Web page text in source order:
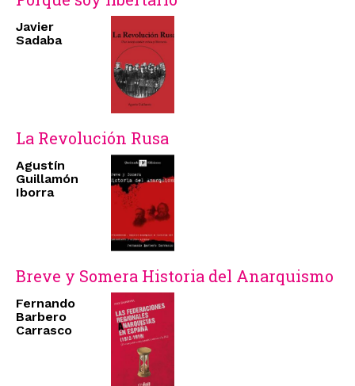
Javier
Sadaba
La Revolución Rusa
Agustín
Guillamón
Iborra
Breve y Somera Historia del Anarquismo
Fernando
Barbero
Carrasco